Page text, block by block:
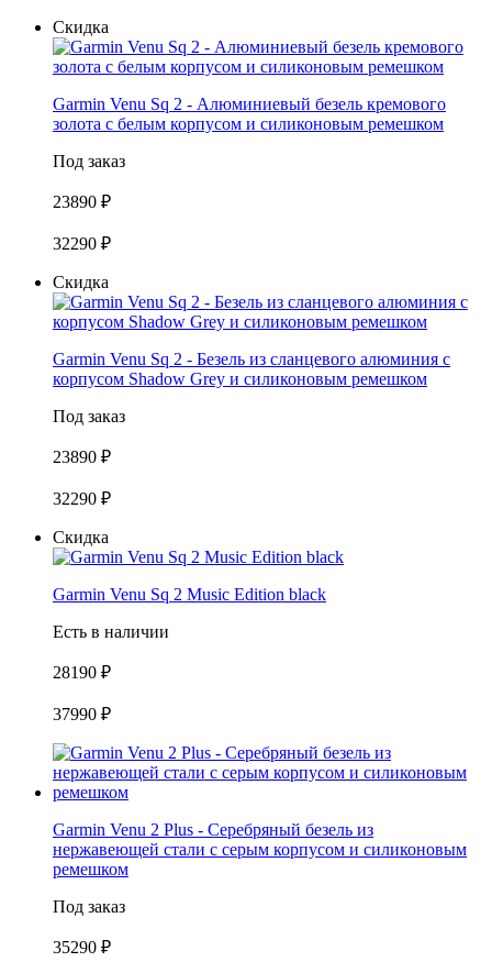
Скидка
Garmin Venu Sq 2 - Алюминиевый безель кремового
золота с белым корпусом и силиконовым ремешком
Под заказ
23890 ₽
32290 ₽
Скидка
Garmin Venu Sq 2 - Безель из сланцевого алюминия с
корпусом Shadow Grey и силиконовым ремешком
Под заказ
23890 ₽
32290 ₽
Скидка
Garmin Venu Sq 2 Music Edition black
Есть в наличии
28190 ₽
37990 ₽
Garmin Venu 2 Plus - Серебряный безель из
нержавеющей стали с серым корпусом и силиконовым
ремешком
Под заказ
35290 ₽